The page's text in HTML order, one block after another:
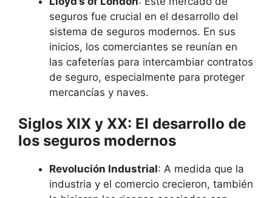
seguros fue crucial en el desarrollo del
sistema de seguros modernos. En sus
inicios, los comerciantes se reunían en
las cafeterías para intercambiar contratos
de seguro, especialmente para proteger
mercancías y naves.
Siglos XIX y XX: El desarrollo de
los seguros modernos
Revolución Industrial: A medida que la
industria y el comercio crecieron, también